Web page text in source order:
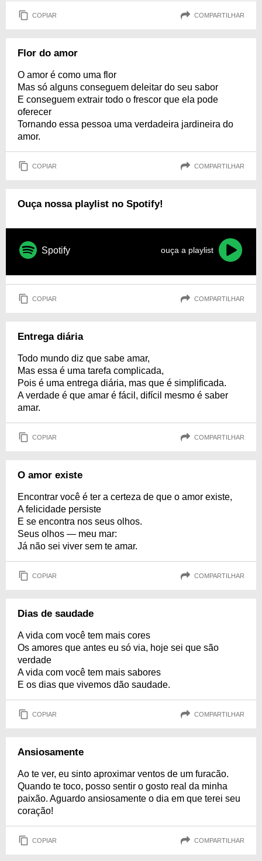
COPIAR COMPARTILHAR
Flor do amor
O amor é como uma flor
Mas só alguns conseguem deleitar do seu sabor
E conseguem extrair todo o frescor que ela pode
oferecer
Tornando essa pessoa uma verdadeira jardineira do
amor.
COPIAR COMPARTILHAR
Ouça nossa playlist no Spotify!
Spotify ouça a playlist
COPIAR COMPARTILHAR
Entrega diária
Todo mundo diz que sabe amar,
Mas essa é uma tarefa complicada,
Pois é uma entrega diária, mas que é simplificada.
A verdade é que amar é fácil, difícil mesmo é saber
amar.
COPIAR COMPARTILHAR
O amor existe
Encontrar você é ter a certeza de que o amor existe,
A felicidade persiste
E se encontra nos seus olhos.
Seus olhos — meu mar:
Já não sei viver sem te amar.
COPIAR COMPARTILHAR
Dias de saudade
A vida com você tem mais cores
Os amores que antes eu só via, hoje sei que são
verdade
A vida com você tem mais sabores
E os dias que vivemos dão saudade.
COPIAR COMPARTILHAR
Ansiosamente
Ao te ver, eu sinto aproximar ventos de um furacão.
Quando te toco, posso sentir o gosto real da minha
paixão. Aguardo ansiosamente o dia em que terei seu
coração!
COPIAR COMPARTILHAR